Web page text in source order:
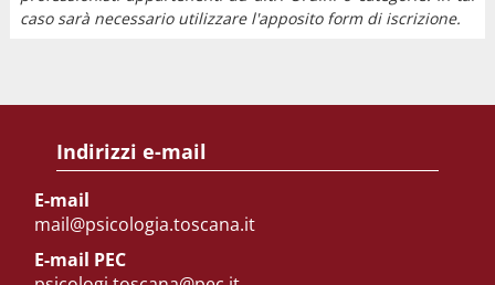
caso sarà necessario utilizzare l'apposito form di iscrizione.
Indirizzi e-mail
E-mail
mail@psicologia.toscana.it
E-mail PEC